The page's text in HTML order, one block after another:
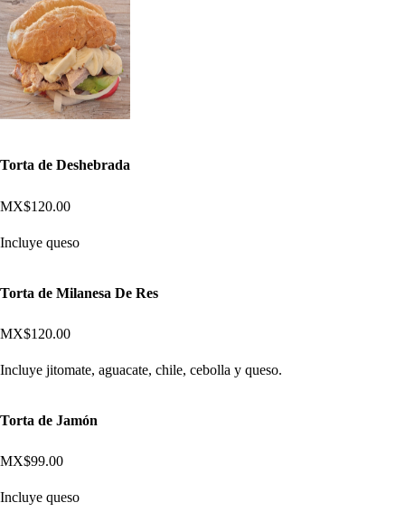
Torta de Deshebrada
MX$120.00
Incluye queso
Torta de Milanesa De Res
MX$120.00
Incluye jitomate, aguacate, chile, cebolla y queso.
Torta de Jamón
MX$99.00
Incluye queso